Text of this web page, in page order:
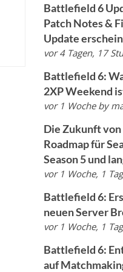
Battlefield 6
Patch Notes &
Update
vor 4 Tagen, 17
Battlefield 6:
2XP Weekend
vor 1 Woche by
Die Zukunft
Roadmap für
Season 5 und
vor 1 Woche, 1 Tag
Battlefield 6:
neuen Server
vor 1 Woche, 1 Tag
Battlefield 6:
auf